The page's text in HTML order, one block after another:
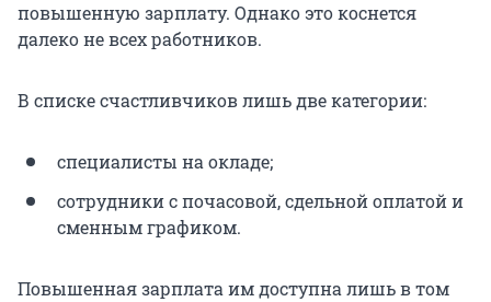
повышенную зарплату. Однако это коснется
далеко не всех работников.
В списке счастливчиков лишь две категории:
специалисты на окладе;
сотрудники с почасовой, сдельной оплатой и
сменным графиком.
Повышенная зарплата им доступна лишь в том